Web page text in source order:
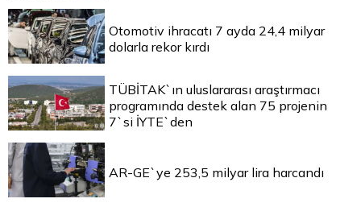
Otomotiv ihracatı 7 ayda 24,4 milyar
dolarla rekor kırdı
TÜBİTAK`ın uluslararası araştırmacı
programında destek alan 75 projenin
7`si İYTE`den
AR-GE`ye 253,5 milyar lira harcandı